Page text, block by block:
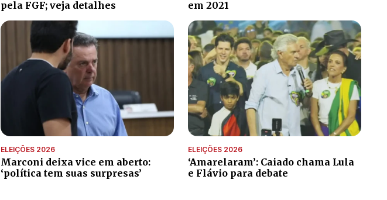
pela FGF; veja detalhes
em 2021
ELEIÇÕES 2026
Marconi deixa vice em aberto:
‘política tem suas surpresas’
ELEIÇÕES 2026
‘Amarelaram’: Caiado chama Lula
e Flávio para debate